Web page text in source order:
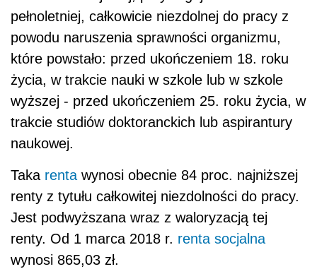
pełnoletniej, całkowicie niezdolnej do pracy z
powodu naruszenia sprawności organizmu,
które powstało: przed ukończeniem 18. roku
życia, w trakcie nauki w szkole lub w szkole
wyższej - przed ukończeniem 25. roku życia, w
trakcie studiów doktoranckich lub aspirantury
naukowej.
Taka renta wynosi obecnie 84 proc. najniższej
renty z tytułu całkowitej niezdolności do pracy.
Jest podwyższana wraz z waloryzacją tej
renty. Od 1 marca 2018 r. renta socjalna
wynosi 865,03 zł.